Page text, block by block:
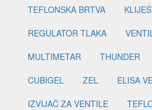
TEFLONSKA BRTVA
REGULATOR TLAKA
MULTIMETAR
THUNDER
CUBIGEL
ZEL
ELISA
IZVIJAČ ZA VENTILE